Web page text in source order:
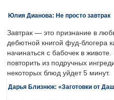
Юлия Дианова: Не просто завтрак
Завтрак — это признание в
дебютной книгой фуд-блогера
начинаться с бабочек в
повторить из подручных
некоторых блюд уйдет 5 минут.
Дарья Близнюк: «Заготовки от